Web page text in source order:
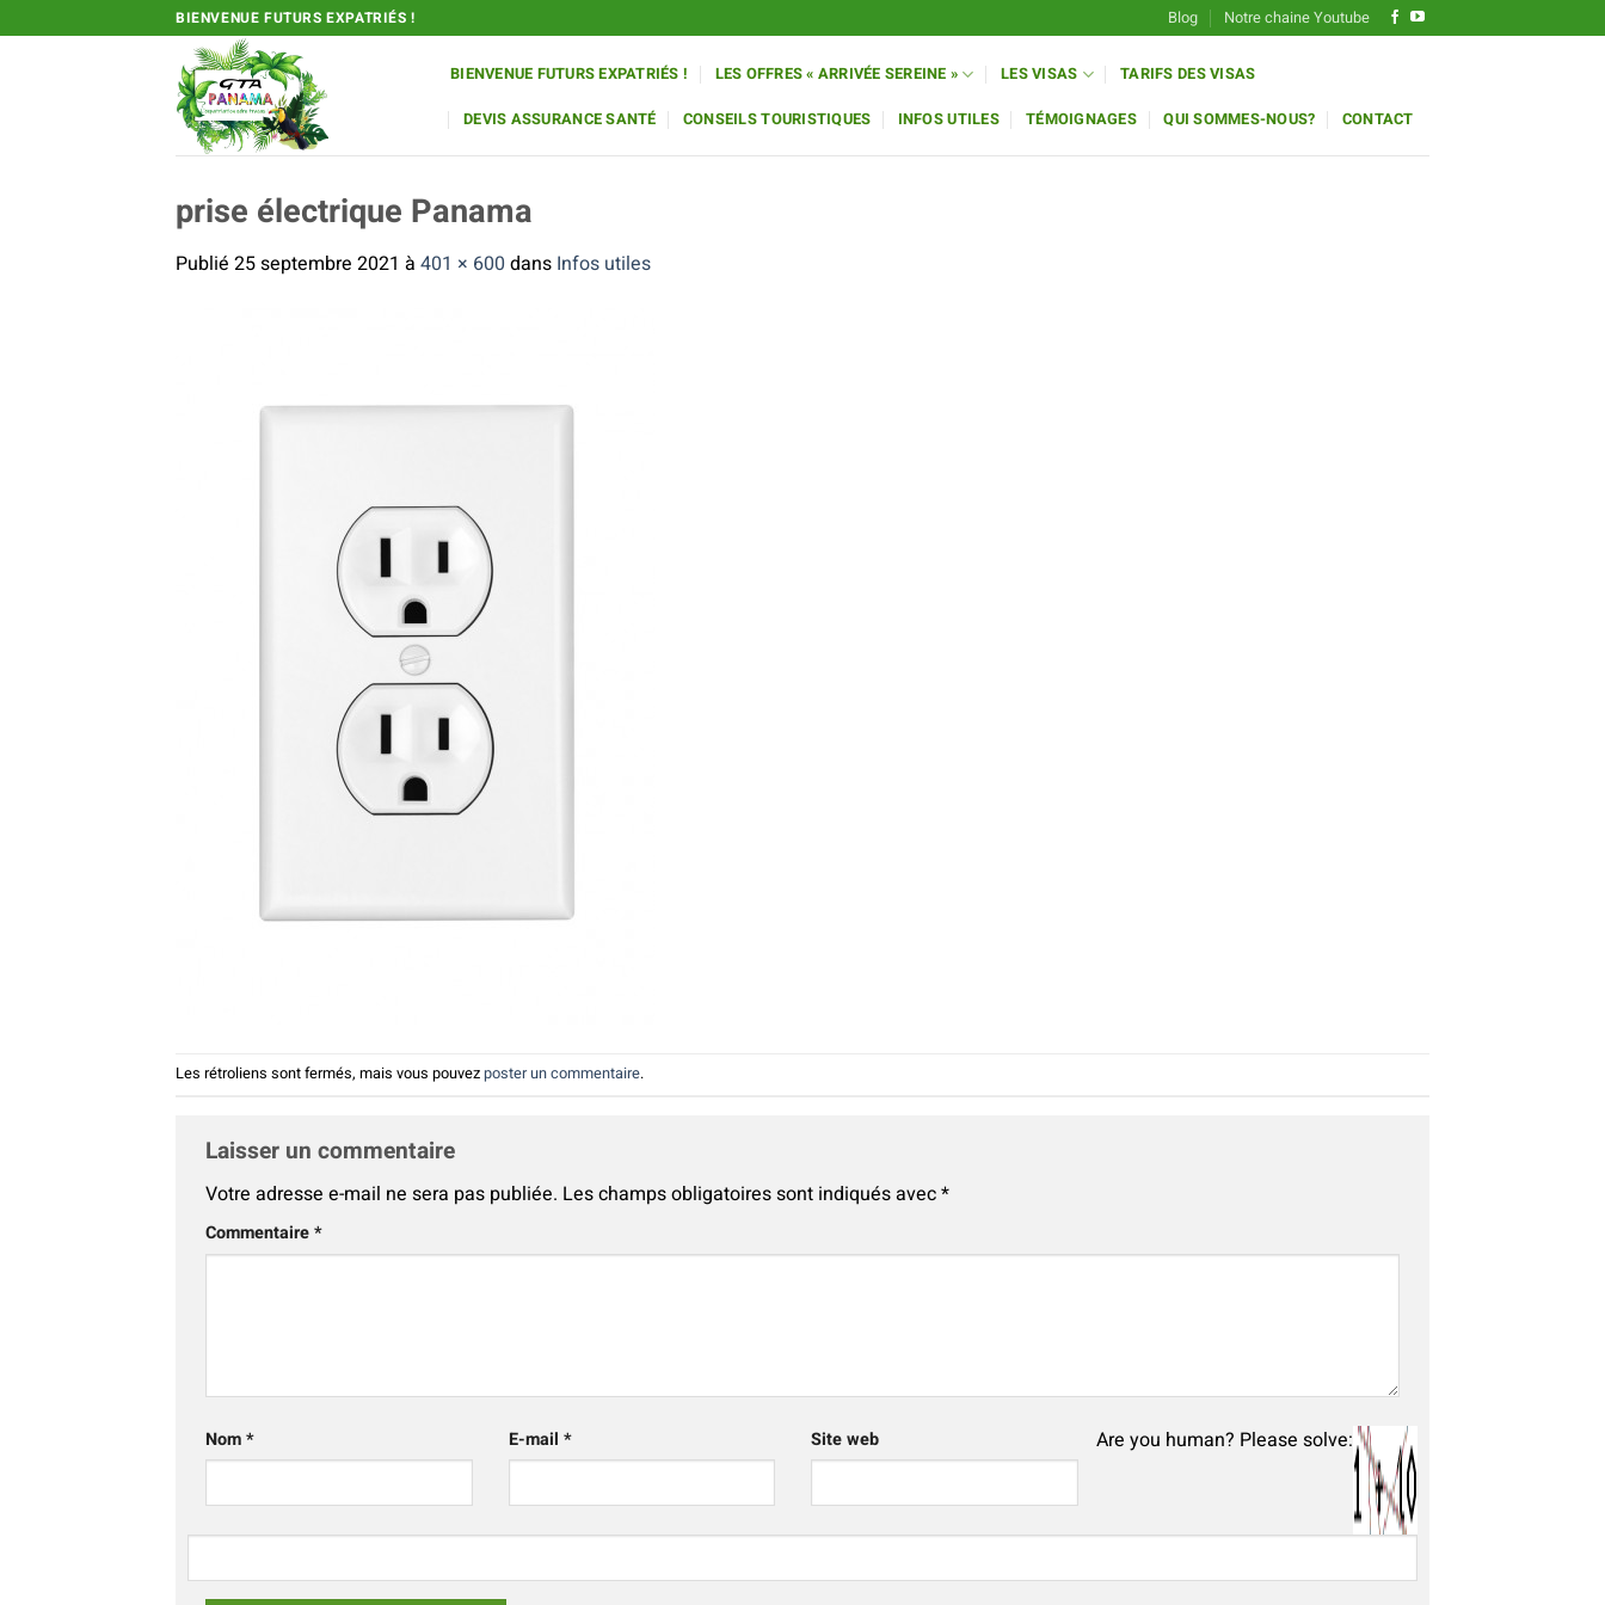
au
BIENVENUE FUTURS EXPATRIÉS ! Blog Notre chaine Youtube
BIENVENUE FUTURS EXPATRIÉS ! LES OFFRES « ARRIVÉE SEREINE » LES VISAS TARIFS DES VISAS
DEVIS ASSURANCE SANTÉ CONSEILS TOURISTIQUES INFOS UTILES TÉMOIGNAGES QUI SOMMES-NOUS? CONTACT
prise électrique Panama
Publié 25 septembre 2021 à 401 × 600 dans Infos utiles
Les rétroliens sont fermés, mais vous pouvezposter un commentaire.
Laisser un commentaire
Votre adresse e-mail ne sera pas publiée. Les champs obligatoires sont indiqués avec*
Commentaire*
Nom* E-mail * Site web Are you human? Please solve:
Alternative: